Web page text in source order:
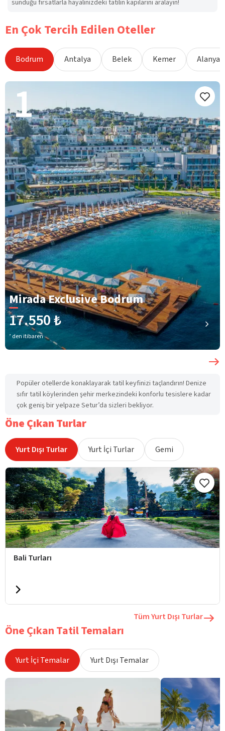
sunduğu fırsatlarla hayalinizdeki tatilin kapılarını aralayın!
En Çok Tercih Edilen Oteller
Bodrum Antalya Belek Kemer Alanya
1
Mirada Exclusive Bodrum
17.550 ₺
’ den itibaren
Popüler otellerde konaklayarak tatil keyfinizi taçlandırın! Denize
sıfır tatil köylerinden şehir merkezindeki konforlu tesislere kadar
çok geniş bir yelpaze Setur’da sizleri bekliyor.
Öne Çıkan Turlar
Yurt Dışı Turlar Yurt İçi Turlar Gemi
Bali Turları
Tüm Yurt Dışı Turlar
Öne Çıkan Tatil Temaları
Yurt İçi Temalar Yurt Dışı Temalar